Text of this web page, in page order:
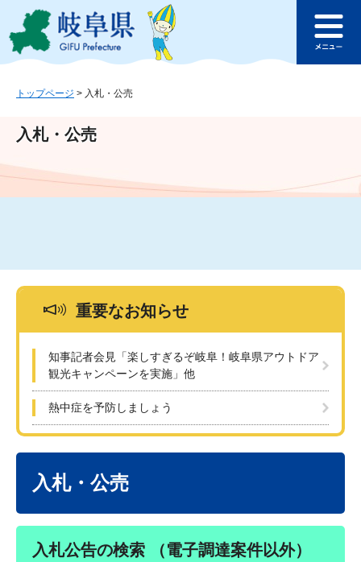
ジ
ュ
文
このページの本文へ
ュ
トップページ > 入札・公売
入札・公売
重要なお知らせ
知事記者会見「楽しすぎるぞ岐阜！岐阜県アウトドア
観光キャンペーンを実施」他
熱中症を予防しましょう
入札・公売
入札公告の検索 （電子調達案件以外）